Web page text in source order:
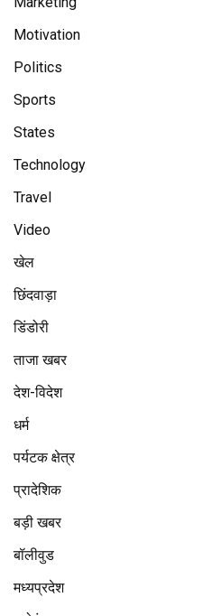
Motivation
Politics
Sports
States
Technology
Travel
Video
खेल
छिंदवाड़ा
डिंडोरी
ताजा खबर
देश-विदेश
धर्म
पर्यटक क्षेत्र
प्रादेशिक
बड़ी खबर
बॉलीवुड
मध्यप्रदेश